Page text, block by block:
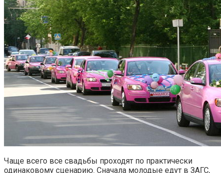
Чаще всего все свадьбы проходят по практически
одинаковому сценарию. Сначала молодые едут в ЗАГС,